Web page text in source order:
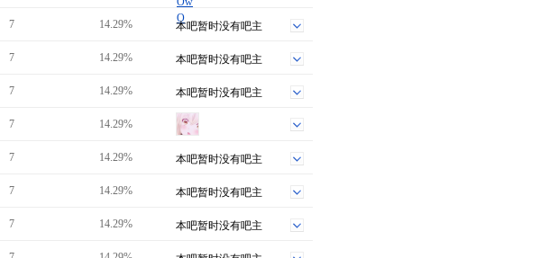
7 14.29% 本吧暂时没有吧主
7 14.29% 本吧暂时没有吧主
7 14.29% 本吧暂时没有吧主
7 14.29%
7 14.29% 本吧暂时没有吧主
7 14.29% 本吧暂时没有吧主
7 14.29% 本吧暂时没有吧主